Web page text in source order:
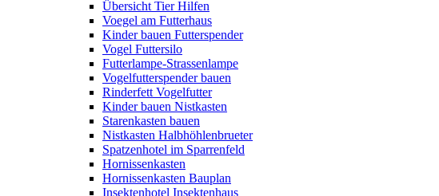
Übersicht Tier Hilfen
Voegel am Futterhaus
Kinder bauen Futterspender
Vogel Futtersilo
Futterlampe-Strassenlampe
Vogelfutterspender bauen
Rinderfett Vogelfutter
Kinder bauen Nistkasten
Starenkasten bauen
Nistkasten Halbhöhlenbrueter
Spatzenhotel im Sparrenfeld
Hornissenkasten
Hornissenkasten Bauplan
Insektenhotel Insektenhaus